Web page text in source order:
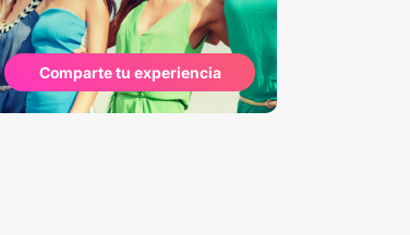
Comparte tu experiencia